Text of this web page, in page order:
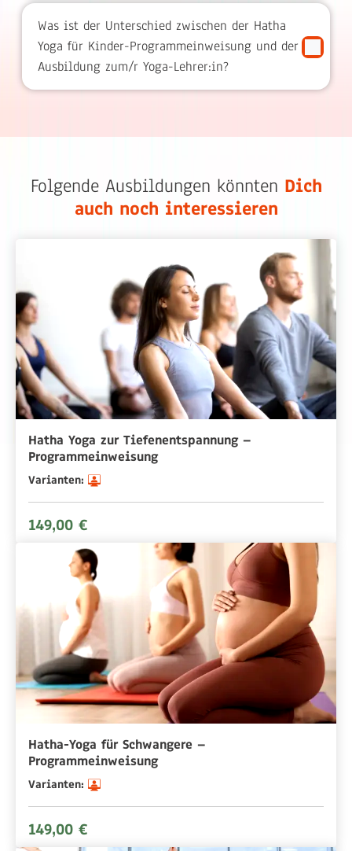
Was ist der Unterschied zwischen der Hatha
Yoga für Kinder-Programmeinweisung und der
Ausbildung zum/r Yoga-Lehrer:in?
Folgende Ausbildungen könnten Dich
auch noch interessieren
Hatha Yoga zur Tiefenentspannung –
Programmeinweisung
Varianten:
149,00 €
Hatha-Yoga für Schwangere –
Programmeinweisung
Varianten:
149,00 €